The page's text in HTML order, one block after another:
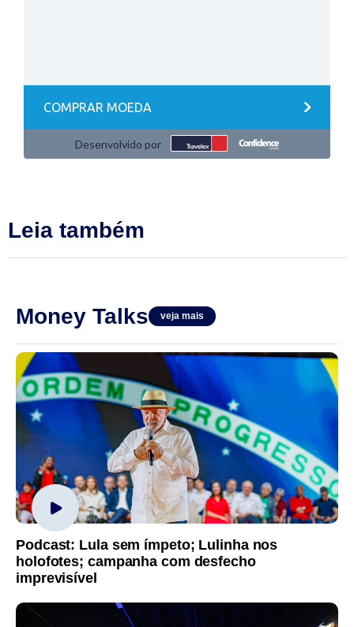
Leia também
Money Talks veja mais
Podcast: Lula sem ímpeto; Lulinha nos
holofotes; campanha com desfecho
imprevisível